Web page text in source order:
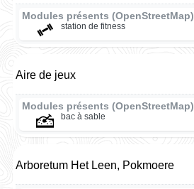
Modules présents (OpenStreetMap)
station de fitness
Aire de jeux
Modules présents (OpenStreetMap)
bac à sable
Arboretum Het Leen, Pokmoere